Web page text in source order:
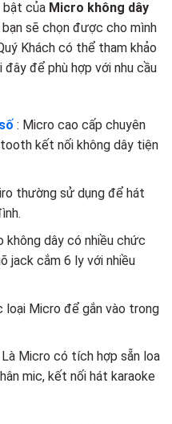
bật của Micro không dây
bạn sẽ chọn được cho mình
Khách có thể tham khảo
để phù hợp với nhu cầu
: Micro cao cấp chuyên
kết nối không dây tiện
thường sử dụng để hát
không dây có nhiều chức
jack cắm 6 ly với nhiều
loại Micro để gắn vào trong
Micro có tích hợp sẵn loa
mic, kết nối hát karaoke